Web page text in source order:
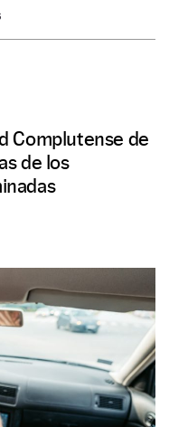
Complutense de
de los